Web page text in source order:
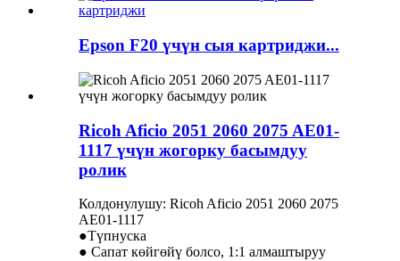
Epson F20 үчүн сыя картриджи...
Ricoh Aficio 2051 2060 2075 AE01-
1117 үчүн жогорку басымдуу
ролик
Колдонулушу: Ricoh Aficio 2051 2060 2075
AE01-1117
●Түпнуска
● Сапат көйгөйү болсо, 1:1 алмаштыруу